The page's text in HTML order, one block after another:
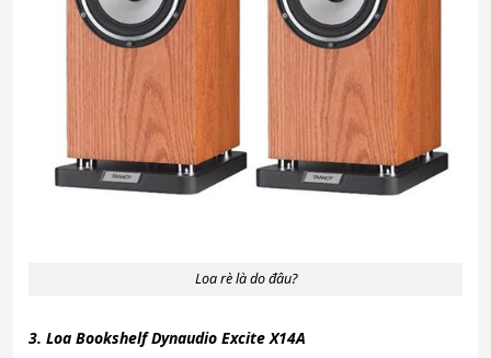
Loa rè là do đâu?
3. Loa Bookshelf Dynaudio Excite X14A